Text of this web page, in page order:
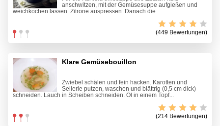
anschwitzen, mit der Gemüsesuppe aufgießen und
weichkochen lassen. Zitrone auspressen. Danach die...
(449 Bewertungen)
Klare Gemüsebouillon
Zwiebel schälen und fein hacken. Karotten und
Sellerie putzen, waschen und blättrig (0,5 cm dick)
schneiden. Lauch in Scheiben schneiden. Öl in einem Topf...
(214 Bewertungen)